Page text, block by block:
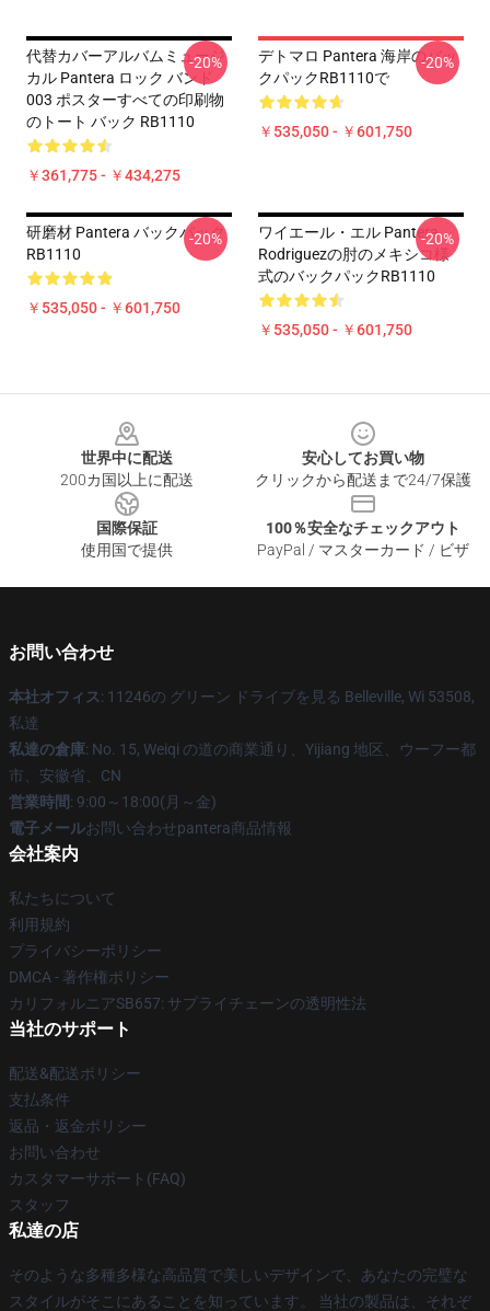
代替カバーアルバムミュージ
カル Pantera ロック バンド
003 ポスターすべての印刷物
のトート バック RB1110
￥361,775 - ￥434,275
-20%
デトマロ Pantera 海岸のバッ
クパックRB1110で
￥535,050 - ￥601,750
-20%
研磨材 Pantera バックパック
RB1110
￥535,050 - ￥601,750
-20%
ワイエール・エル Pantera
Rodriguezの肘のメキシコ様
式のバックパックRB1110
￥535,050 - ￥601,750
-20%
世界中に配送
200カ国以上に配送
安心してお買い物
クリックから配送まで24/7保護
国際保証
使用国で提供
100％安全なチェックアウト
PayPal / マスターカード / ビザ
お問い合わせ
本社オフィス: 11246の グリーン ドライブを見る Belleville, Wi 53508,
私達
私達の倉庫: No. 15, Weiqi の道の商業通り、Yijiang 地区、ウーフー都
市、安徽省、CN
営業時間: 9:00～18:00(月～金)
電子メールお問い合わせpantera商品情報
会社案内
私たちについて
利用規約
プライバシーポリシー
DMCA - 著作権ポリシー
カリフォルニアSB657: サプライチェーンの透明性法
当社のサポート
配送&配送ポリシー
支払条件
返品・返金ポリシー
お問い合わせ
カスタマーサポート(FAQ)
スタッフ
私達の店
そのような多種多様な高品質で美しいデザインで、あなたの完璧な
スタイルがそこにあることを知っています。 当社の製品は、それぞ